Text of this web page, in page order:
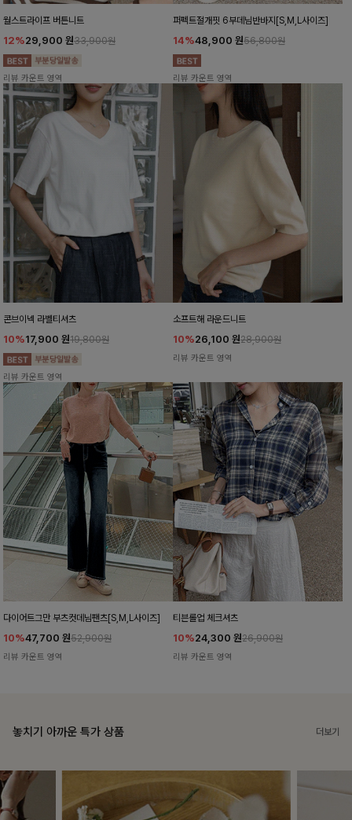
월스트라이프 버튼니트
12%29,900 원33,900원
리뷰 카운트 영역
퍼펙트절개핏 6부데님반바지[S,M,L사이즈]
14%48,900 원56,800원
리뷰 카운트 영역
콘브이넥 라벨티셔츠
10%17,900 원19,800원
리뷰 카운트 영역
소프트해 라운드니트
10%26,100 원28,900원
리뷰 카운트 영역
다이어트그만 부츠컷데님팬츠[S,M,L사이즈]
10%47,700 원52,900원
리뷰 카운트 영역
티븐롤업 체크셔츠
10%24,300 원26,900원
리뷰 카운트 영역
놓치기 아까운 특가 상품 더보기